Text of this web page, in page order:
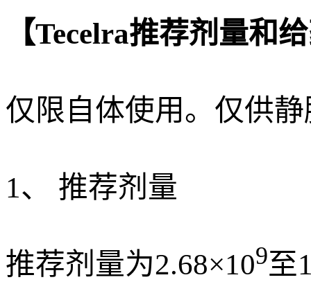
【Tecelra推荐剂量和
仅限自体使用。仅供
1、 推荐剂量
推荐剂量为2.68×109至